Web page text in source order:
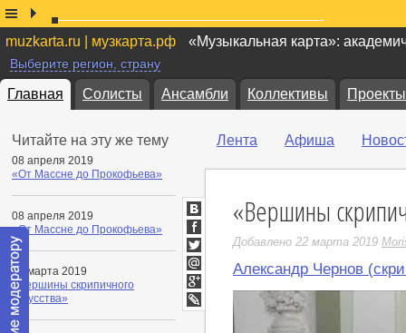
muzkarta.ru | музкарта.рф «Музыкальная карта»:
Выберите регион, страну
Главная Солисты Ансамбли Коллективы Проекты
Читайте на эту же тему
08 апреля 2019
«От Массне до Прокофьева»
08 апреля 2019
«От Массне до Прокофьева»
22 марта 2019
«Вершины скрипичного
искусства»
Лента Афиша
«Вершины
Добавлено 22 марта 2019
Александр Чернов
ВКонтакте
Facebook
Twitter
Мой
Мир
Google+
LiveJournal